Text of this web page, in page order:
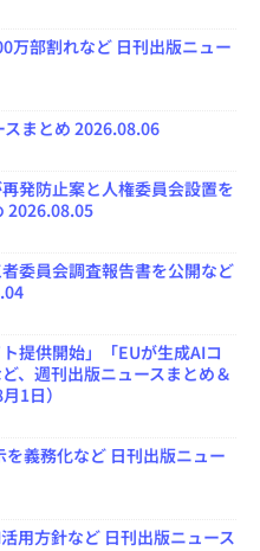
万部割れなど 日刊出版ニュー
まとめ 2026.08.06
発防止案と人権委員会設置を
2026.08.05
委員会調査報告書を公開など
提供開始」「EUが生成AIコ
、週刊出版ニュースまとめ＆
1日）
義務化など 日刊出版ニュー
用方針など 日刊出版ニュース